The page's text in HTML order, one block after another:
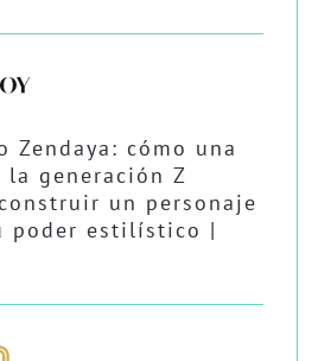
Zendaya: cómo una
generación Z
un personaje
poder estilístico |